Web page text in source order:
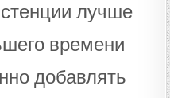
лучше
времени
добавлять